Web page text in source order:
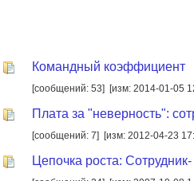
Командный коэффициент
[сообщений: 53] [изм: 2014-01-05
Плата за "неверность":
[сообщений: 7] [изм: 2012-04-23
Цепочка роста: